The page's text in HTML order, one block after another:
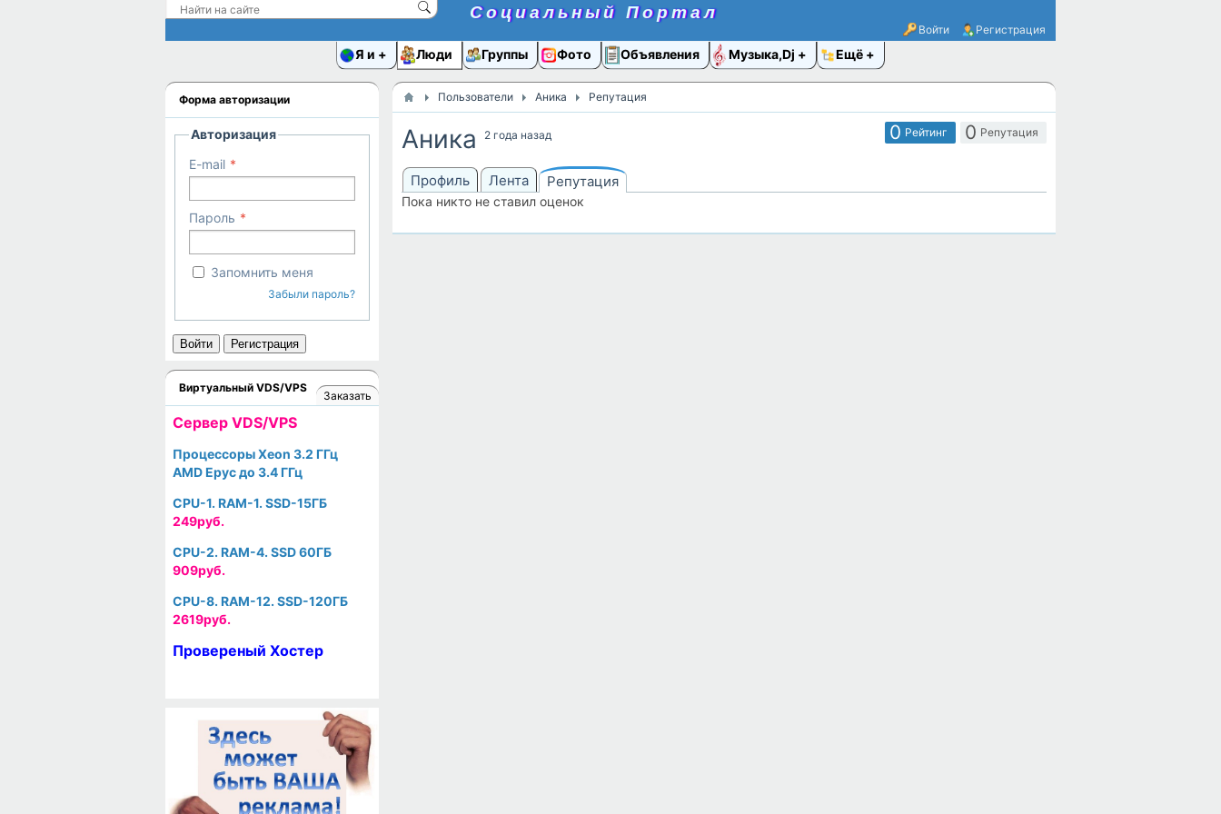
Социальный Портал
Войти Регистрация
Я и Люди Группы Фото Объявления Музыка,Dj Ещё
Пользователи Аника Репутация
Аника 2 года назад 0 Репутация
0 Рейтинг
Профиль Лента Репутация
Пока никто не ставил оценок
Форма авторизации
Авторизация
E-mail
Пароль
Запомнить меня
Забыли пароль?
Войти Регистрация
Виртуальный VDS/VPS
Заказать
Cервер VDS/VPS
Процессоры Xeon 3.2 ГГц
AMD Epyc до 3.4 ГГц
CPU-1. RAM-1. SSD-15ГБ
249руб.
CPU-2. RAM-4. SSD 60ГБ
909руб.
CPU-8. RAM-12. SSD-120ГБ
2619руб.
Провереный Хостер